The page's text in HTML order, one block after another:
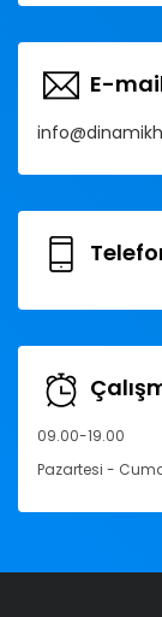
E-
09.00-19.00
Pazartesi -